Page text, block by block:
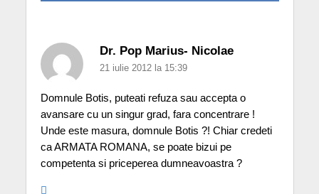
Dr. Pop Marius- Nicolae
21 iulie 2012 la 15:39
Domnule Botis, puteati refuza sau accepta o
avansare cu un singur grad, fara concentrare !
Unde este masura, domnule Botis ?! Chiar credeti
ca ARMATA ROMANA, se poate bizui pe
competenta si priceperea dumneavoastra ?